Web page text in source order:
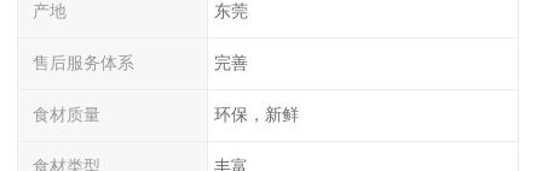
产地 东莞
售后服务体系 完善
食材质量 环保，新鲜
食材类型 丰富